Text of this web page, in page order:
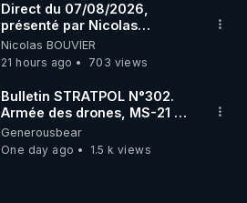
Direct du 07/08/2026,
présenté par Nicolas
BOUVIER
Nicolas BOUVIER
21 hours ago
703 views
Bulletin STRATPOL N°302.
Armée des drones, MS-21 en
série, missiles coréens.
07.08.2026.
Generousbear
One day ago
1.5 k views